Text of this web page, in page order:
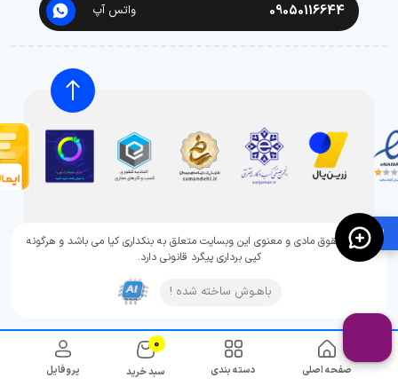
🛍️
صفحه اصلی دسته بندی
0
سبد خرید پروفایل
09050116644 واتس آپ
تمامی حقوق مادی و معنوی این وبسایت متعلق به بنکداری کیا می باشد و هرگونه
کپی برداری پیگرد قانونی دارد.
باهـوش ساخته شده !